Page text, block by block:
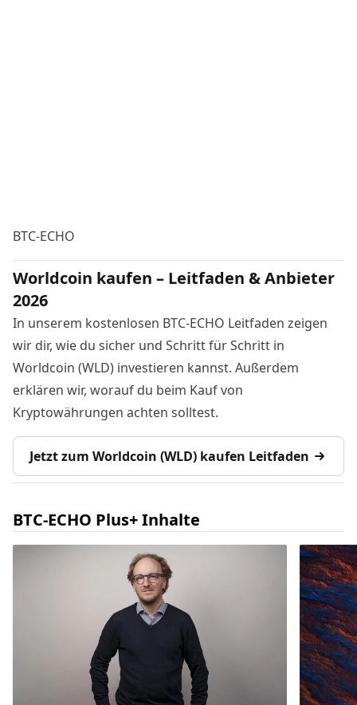
BTC-ECHO
Worldcoin kaufen – Leitfaden & Anbieter
2026
In unserem kostenlosen BTC-ECHO Leitfaden zeigen
wir dir, wie du sicher und Schritt für Schritt in
Worldcoin (WLD) investieren kannst. Außerdem
erklären wir, worauf du beim Kauf von
Kryptowährungen achten solltest.
Jetzt zum Worldcoin (WLD) kaufen Leitfaden
BTC-ECHO Plus+ Inhalte